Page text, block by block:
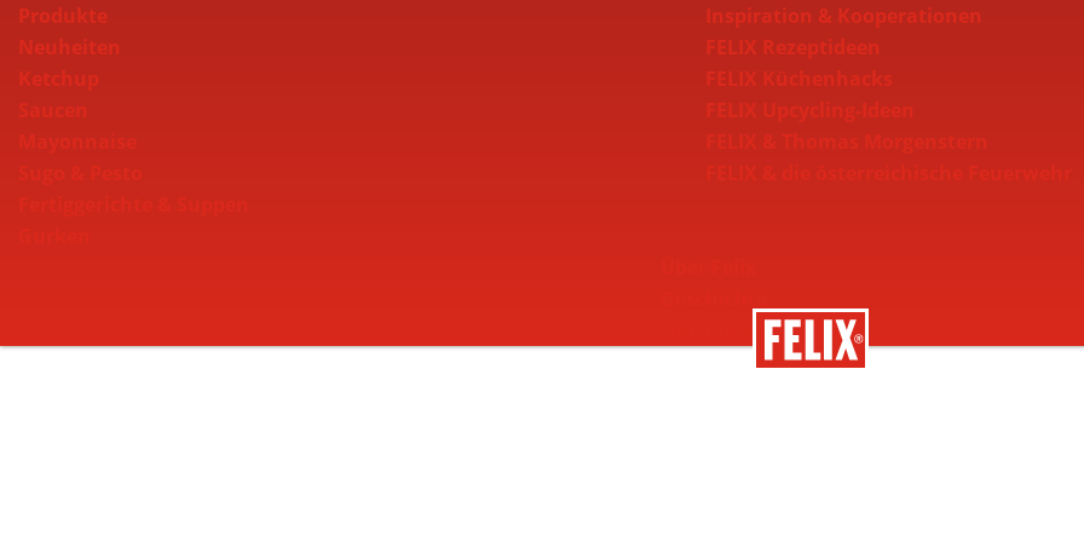
Produkte
Neuheiten
Ketchup
Saucen
Inspiration & Kooperationen
FELIX Rezeptideen
FELIX Küchenhacks
FELIX Upcycling-Ideen
Nachhaltigkeit